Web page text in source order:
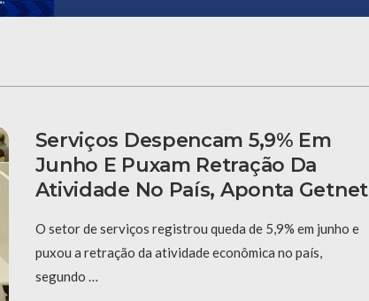
Serviços Despencam 5,9% Em
Junho E Puxam Retração Da
Atividade No País, Aponta Getnet
O setor de serviços registrou queda de 5,9% em junho e
puxou a retração da atividade econômica no país,
segundo …